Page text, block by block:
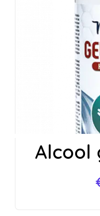
Alcool